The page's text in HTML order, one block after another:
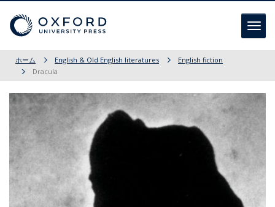
ホーム English & Old English literatures
English fiction
Dracula